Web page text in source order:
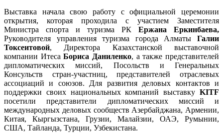
Выставка начала свою работу с официальной церемонии
открытия, которая проходила с участием Заместителя
Министра спорта и туризма РК Ержана Еркинбаева,
Руководителя управления туризма города Алматы Галии
Токсеитовой, Директора Казахстанской выставочной
компании ИтесаБориса Даниленко, а также представителей
дипломатических миссий, Посольств и Генеральных
Консульств стран-участниц, представителей отраслевых
ассоциаций и союзов. Для развития деловых контактов и
поддержки своих национальных компаний выставку KITF
посетили представители дипломатических миссий и
международных деловых сообществ Азербайджана, Армении,
Китая, Кыргызстана, Грузии, Малайзии, ОАЭ, Румынии,
США, Тайланда, Турции, Узбекистана.